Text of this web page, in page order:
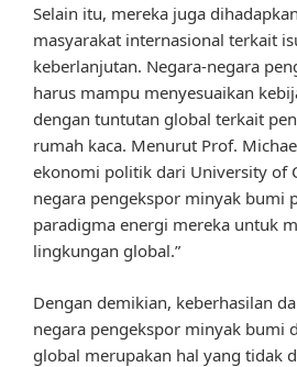
Selain itu, mereka juga
masyarakat internasional terkait
keberlanjutan. Negara-negara
harus mampu menyesuaikan
dengan tuntutan global terkait
rumah kaca. Menurut Prof.
ekonomi politik dari University of
negara pengekspor minyak bumi
paradigma energi mereka untuk
lingkungan global.”
Dengan demikian, keberhasilan
negara pengekspor minyak bumi
global merupakan hal yang tidak